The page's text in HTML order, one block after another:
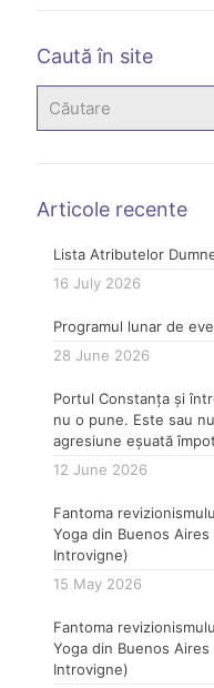
Caută în site
Articole recente
Lista Atributelor
16 July 2026
Programul lunar de
28 June 2026
Portul Constanța și
nu o pune. Este sau
agresiune eșuată
12 June 2026
Fantoma
Yoga din Buenos
Introvigne)
15 May 2026
Fantoma
Yoga din Buenos
Introvigne)